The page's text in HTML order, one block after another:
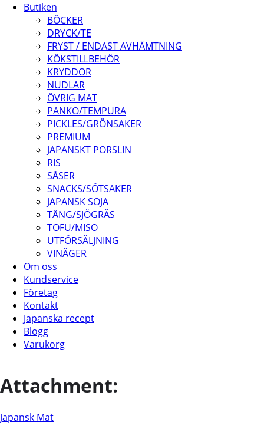
Butiken
BÖCKER
DRYCK/TE
FRYST / ENDAST AVHÄMTNING
KÖKSTILLBEHÖR
KRYDDOR
NUDLAR
ÖVRIG MAT
PANKO/TEMPURA
PICKLES/GRÖNSAKER
PREMIUM
JAPANSKT PORSLIN
RIS
SÅSER
SNACKS/SÖTSAKER
JAPANSK SOJA
TÅNG/SJÖGRÄS
TOFU/MISO
UTFÖRSÄLJNING
VINÄGER
Om oss
Kundservice
Företag
Kontakt
Japanska recept
Blogg
Varukorg
Attachment:
Japansk Mat